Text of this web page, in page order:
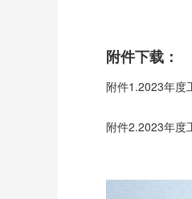
附件下载：
附件1.2023年度
附件2.2023年度